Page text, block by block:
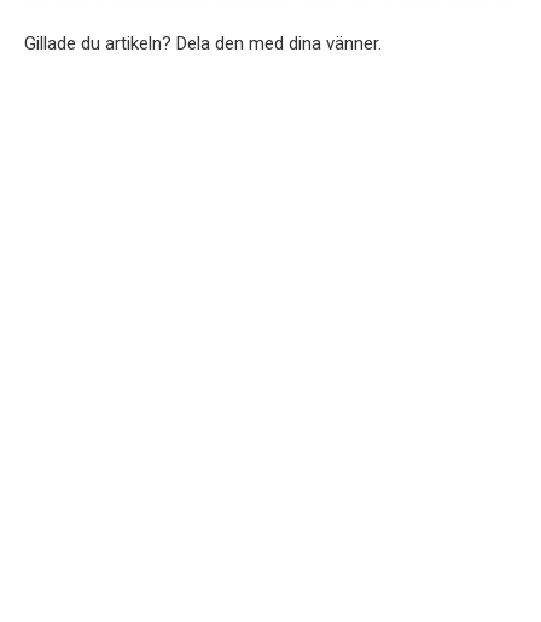
Gillade du artikeln? Dela den med dina vänner.